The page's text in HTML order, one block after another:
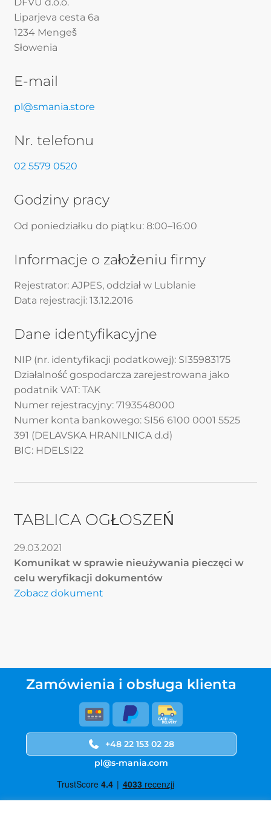
Liparjeva cesta 6a
1234 Mengeš
Słowenia
E-mail
pl@smania.store
Nr. telefonu
02 5579 0520
Godziny pracy
Od poniedziałku do piątku: 8:00–16:00
Informacje o założeniu firmy
Rejestrator: AJPES, oddział w Lublanie
Data rejestracji: 13.12.2016
Dane identyfikacyjne
NIP (nr. identyfikacji podatkowej): SI35983175
Działalność gospodarcza zarejestrowana jako
podatnik VAT: TAK
Numer rejestracyjny: 7193548000
Numer konta bankowego: SI56 6100 0001 5525
391 (DELAVSKA HRANILNICA d.d)
BIC: HDELSI22
TABLICA OGŁOSZEŃ
29.03.2021
Komunikat w sprawie nieużywania pieczęci w
celu weryfikacji dokumentów
Zobacz dokument
Zamówienia i obsługa klienta
+48 22 153 02 28
pl@s-mania.com